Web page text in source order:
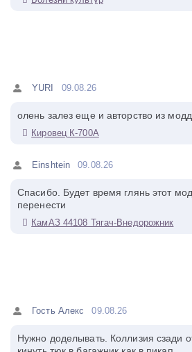
YURI 09.08.26
олень залез еще и авторство из
Кировец К-700А
Einshtein 09.08.26
Спасибо. Будет время глянь этот
перенести
КамАЗ 44108 Тягач-Внедорожник
Гость Алекс 09.08.26
Нужно доделывать. Коллизия сзади